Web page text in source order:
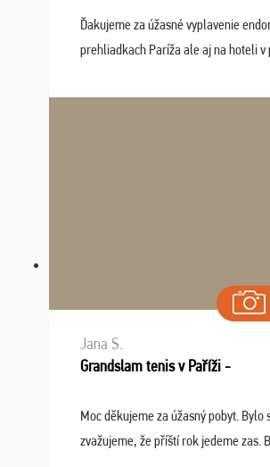
Ďakujeme za úžasné vyplavenie
prehliadkach Paríža ale aj na hoteli v
spomínať a zväžujeme repete budúci
Jana S.
Grandslam tenis v Paříži -
Moc děkujeme za úžasný pobyt. Bylo
zvažujeme, že příští rok jedeme zas.